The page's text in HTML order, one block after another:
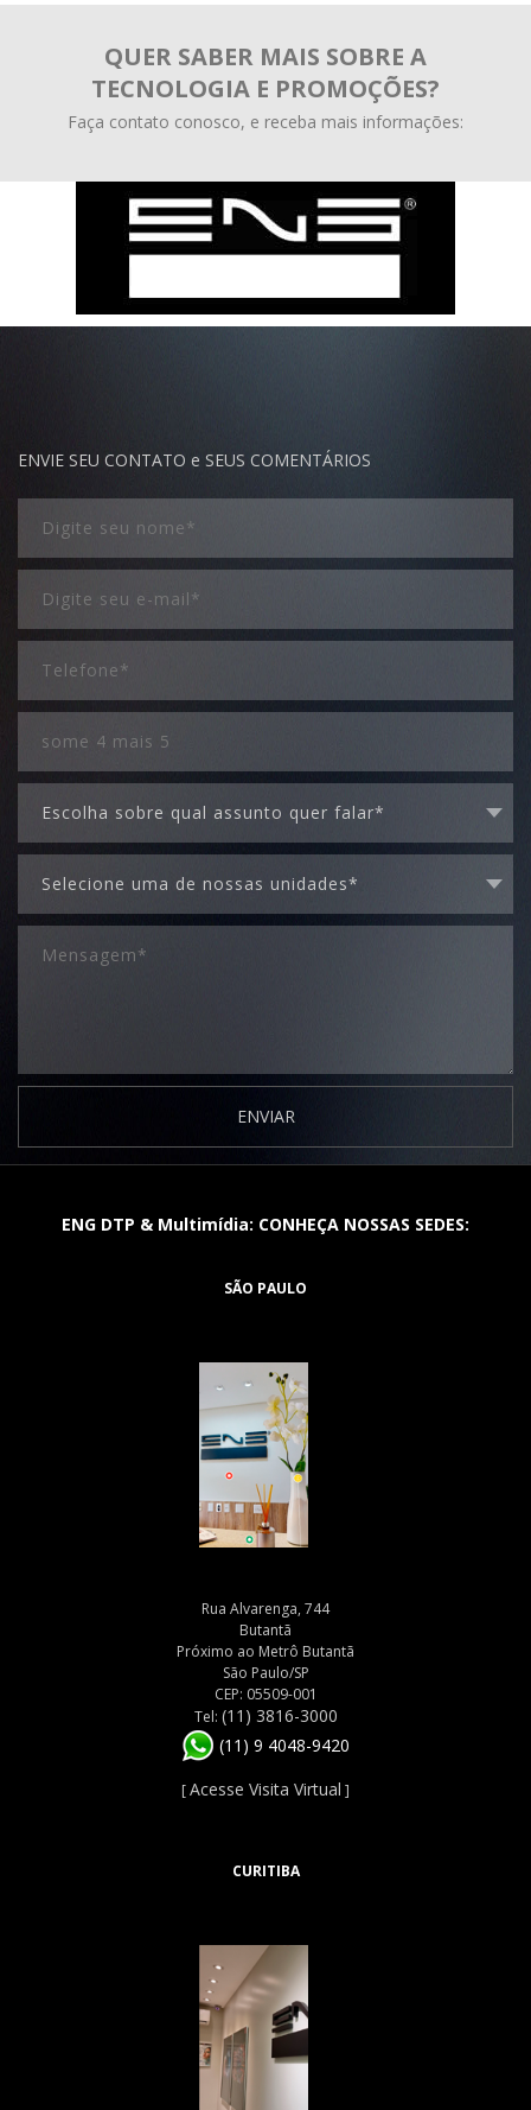
QUER SABER MAIS SOBRE A
TECNOLOGIA E PROMOÇÕES?
Faça contato conosco, e receba mais informações:
ENVIE SEU CONTATO e SEUS COMENTÁRIOS
ENVIAR
ENG DTP & Multimídia: CONHEÇA NOSSAS SEDES:
SÃO PAULO
Rua Alvarenga, 744
Butantã
Próximo ao Metrô Butantã
São Paulo/SP
CEP: 05509-001
Tel: (11) 3816-3000
(11) 9 4048-9420
[Acesse Visita Virtual ]
CURITIBA